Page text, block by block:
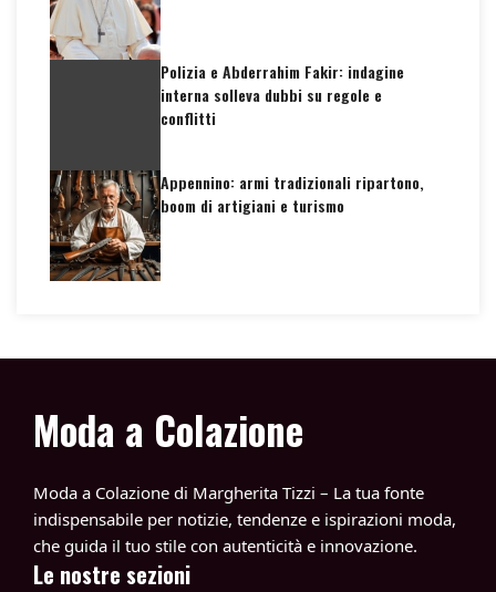
Polizia e Abderrahim Fakir: indagine
interna solleva dubbi su regole e
conflitti
Appennino: armi tradizionali ripartono,
boom di artigiani e turismo
Moda a Colazione
Moda a Colazione di Margherita Tizzi – La tua fonte
indispensabile per notizie, tendenze e ispirazioni moda,
che guida il tuo stile con autenticità e innovazione.
Le nostre sezioni